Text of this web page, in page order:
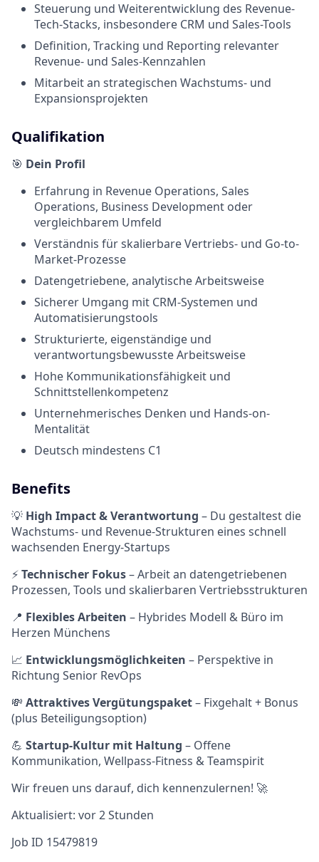
Steuerung und Weiterentwicklung des Revenue-
Tech-Stacks, insbesondere CRM und Sales-Tools
Definition, Tracking und Reporting relevanter
Revenue- und Sales-Kennzahlen
Mitarbeit an strategischen Wachstums- und
Expansionsprojekten
Qualifikation
🎯 Dein Profil
Erfahrung in Revenue Operations, Sales
Operations, Business Development oder
vergleichbarem Umfeld
Verständnis für skalierbare Vertriebs- und Go-to-
Market-Prozesse
Datengetriebene, analytische Arbeitsweise
Sicherer Umgang mit CRM-Systemen und
Automatisierungstools
Strukturierte, eigenständige und
verantwortungsbewusste Arbeitsweise
Hohe Kommunikationsfähigkeit und
Schnittstellenkompetenz
Unternehmerisches Denken und Hands-on-
Mentalität
Deutsch mindestens C1
Benefits
💡 High Impact & Verantwortung – Du gestaltest die
Wachstums- und Revenue-Strukturen eines schnell
wachsenden Energy-Startups
⚡Technischer Fokus– Arbeit an datengetriebenen
Prozessen, Tools und skalierbaren Vertriebsstrukturen
📍 Flexibles Arbeiten – Hybrides Modell & Büro im
Herzen Münchens
📈 Entwicklungsmöglichkeiten – Perspektive in
Richtung Senior RevOps
💸 Attraktives Vergütungspaket– Fixgehalt + Bonus
(plus Beteiligungsoption)
💪 Startup-Kultur mit Haltung – Offene
Kommunikation, Wellpass-Fitness & Teamspirit
Wir freuen uns darauf, dich kennenzulernen! 🚀
Aktualisiert: vor 2 Stunden
Job ID 15479819